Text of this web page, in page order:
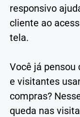
responsivo
cliente ao
tela.
Você já
e visitantes
compras?
queda nas